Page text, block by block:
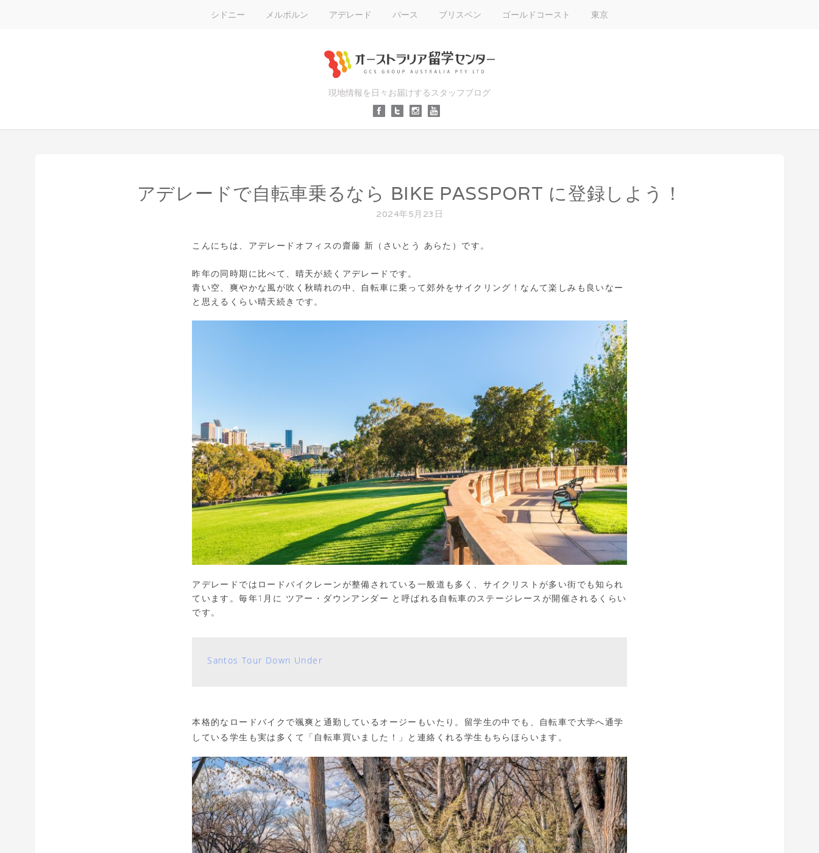
シドニー メルボルン アデレード パース ブリスベン ゴールドコースト 東京
現地情報を日々お届けするスタッフブログ
アデレードで自転車乗るなら BIKE PASSPORT に登録しよう！
2024年5月23日
こんにちは、アデレードオフィスの齋藤 新（さいとう あらた）です。
昨年の同時期に比べて、晴天が続くアデレードです。
青い空、爽やかな風が吹く秋晴れの中、自転車に乗って郊外をサイクリング！なんて楽しみも良いなー
と思えるくらい晴天続きです。
アデレードではロードバイクレーンが整備されている一般道も多く、サイクリストが多い街でも知られ
ています。毎年1月に ツアー・ダウンアンダー と呼ばれる自転車のステージレースが開催されるくらい
です。
Santos Tour Down Under
本格的なロードバイクで颯爽と通勤しているオージーもいたり。留学生の中でも、自転車で大学へ通学
している学生も実は多くて「自転車買いました！」と連絡くれる学生もちらほらいます。